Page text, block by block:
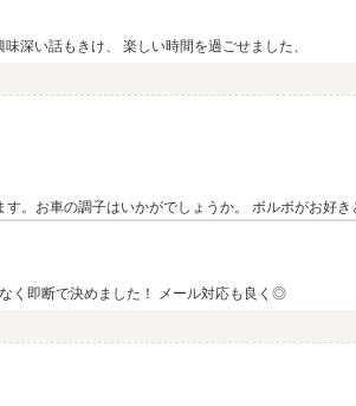
深い話もきけ、 楽しい時間を過ごせました、
。お車の調子はいかがでしょうか。 ボルボがお好
ださい！ この度は誠にありがとうございました。
く即断で決めました！ メール対応も良く◎